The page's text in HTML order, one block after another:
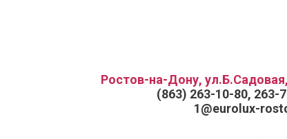
Ростов-на-Дону,
(863) 263-10-80, 263-
1@eurolux-